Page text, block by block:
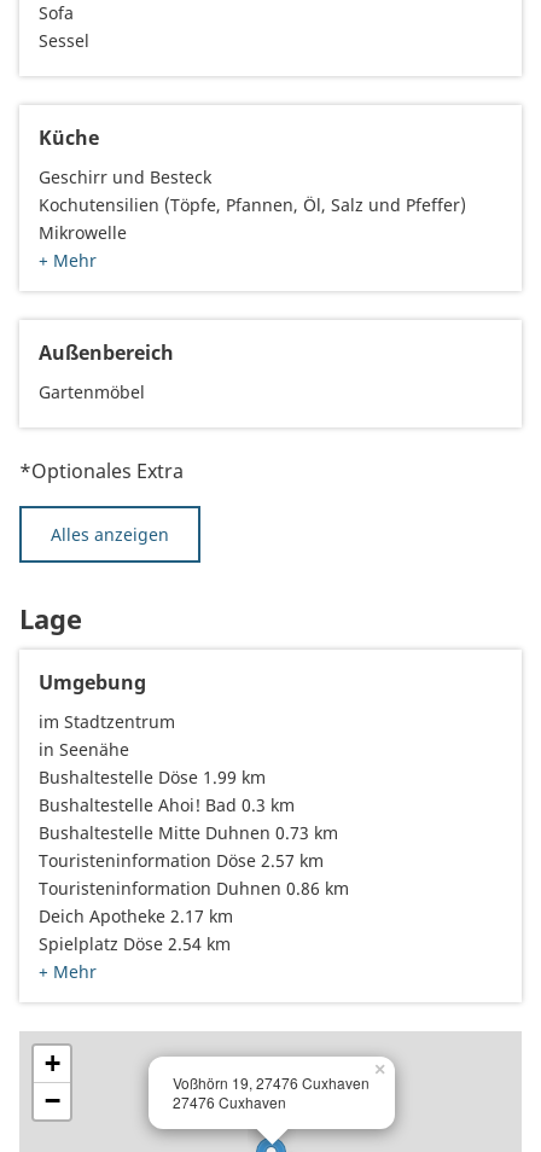
Sofa
Sessel
Küche
Geschirr und Besteck
Kochutensilien (Töpfe, Pfannen, Öl, Salz und Pfeffer)
Mikrowelle
+ Mehr
Außenbereich
Gartenmöbel
*Optionales Extra
Alles anzeigen
Lage
Umgebung
im Stadtzentrum
in Seenähe
Bushaltestelle Döse 1.99 km
Bushaltestelle Ahoi! Bad 0.3 km
Bushaltestelle Mitte Duhnen 0.73 km
Touristeninformation Döse 2.57 km
Touristeninformation Duhnen 0.86 km
Deich Apotheke 2.17 km
Spielplatz Döse 2.54 km
+ Mehr
Voßhörn 19, 27476 Cuxhaven
27476 Cuxhaven
×
+
−